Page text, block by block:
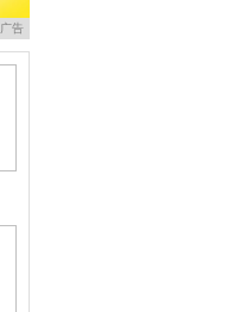
广告